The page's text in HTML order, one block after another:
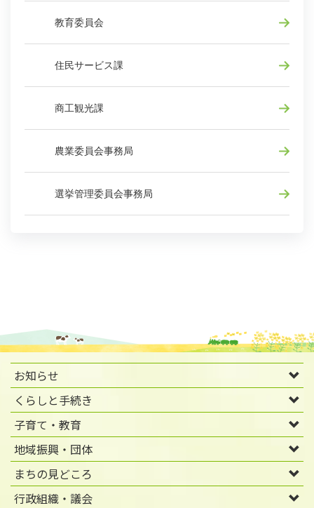
教育委員会
住民サービス課
商工観光課
農業委員会事務局
選挙管理委員会事務局
お知らせ
くらしと手続き
子育て・教育
地域振興・団体
まちの見どころ
行政組織・議会